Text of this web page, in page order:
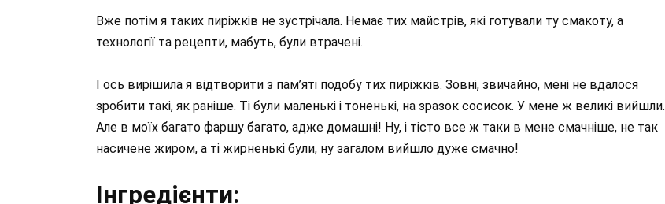
Вже потім я таких пиріжків не зустрічала. Немає тих майстрів, які готували ту смакоту, а
технології та рецепти, мабуть, були втрачені.
І ось вирішила я відтворити з пам’яті подобу тих пиріжків. Зовні, звичайно, мені не вдалося
зробити такі, як раніше. Ті були маленькі і тоненькі, на зразок сосисок. У мене ж великі вийшли.
Але в моїх багато фаршу багато, адже домашні! Ну, і тісто все ж таки в мене смачніше, не так
насичене жиром, а ті жирненькі були, ну загалом вийшло дуже смачно!
Інгредієнти: